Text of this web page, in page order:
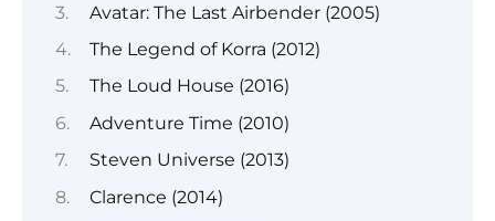
Avatar: The Last Airbender (2005)
The Legend of Korra (2012)
The Loud House (2016)
Adventure Time (2010)
Steven Universe (2013)
Clarence (2014)